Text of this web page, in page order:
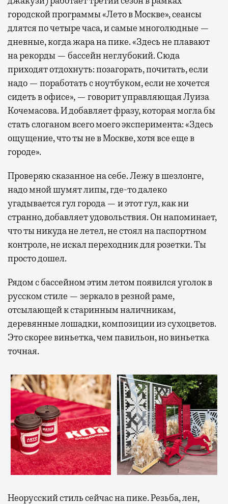
городской программы «Лето в Москве», сеансы
длятся по четыре часа, и самые многолюдные —
дневные, когда жара на пике. «Здесь не плавают
на рекорды — бассейн неглубокий. Сюда
приходят отдохнуть: позагорать, почитать, если
надо — поработать с ноутбуком, если не хочется
сидеть в офисе», — говорит управляющая Луиза
Кочемасова. И добавляет фразу, которая могла бы
стать слоганом всего моего эксперимента: «Здесь
ощущение, что ты не в Москве, хотя все еще в
городе».
Проверяю сказанное на себе. Лежу в шезлонге,
надо мной шумят липы, где-то далеко
угадывается гул города — и этот гул, как ни
странно, добавляет удовольствия. Он напоминает,
что ты никуда не летел, не стоял на паспортном
контроле, не искал переходник для розетки. Ты
просто дошел.
Рядом с бассейном этим летом появился уголок в
русском стиле — зеркало в резной раме,
отсылающей к старинным наличникам,
деревянные лошадки, композиции из сухоцветов.
Это скорее виньетка, чем павильон, но виньетка
точная.
Неорусский стиль сейчас на пике. Резьба, лен,